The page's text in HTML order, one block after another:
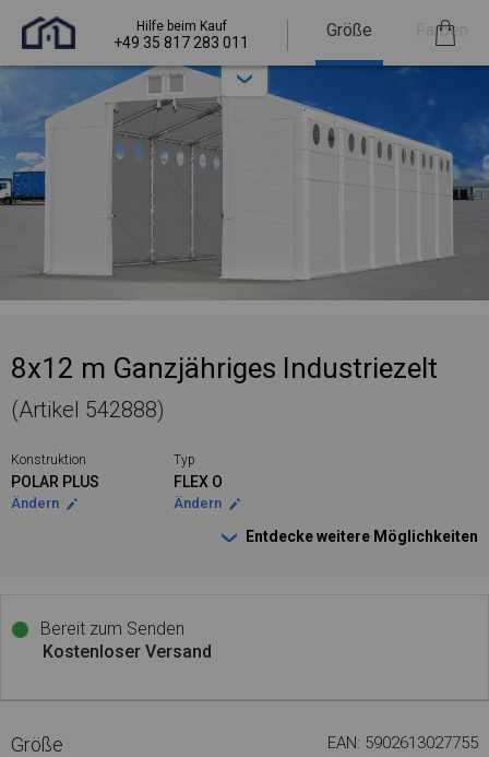
Hilfe beim Kauf
+49 35 817 283 011
Größe Farben
8x12 m Ganzjähriges Industriezelt
(Artikel 542888)
Konstruktion
POLAR PLUS
Ändern
Typ
FLEX O
Ändern
Entdecke weitere Möglichkeiten
Bereit zum Senden
Kostenloser Versand
Größe EAN: 5902613027755